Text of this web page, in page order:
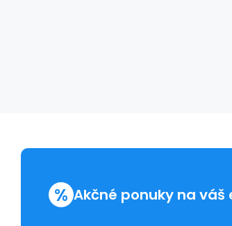
% Akčné ponuky na váš